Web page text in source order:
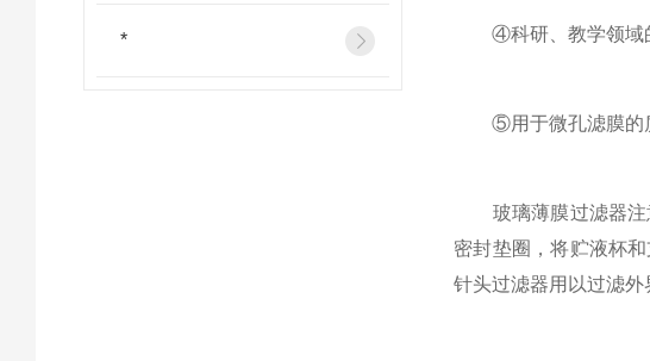
* ④科研、教学领域的
⑤用于微孔滤膜的质
玻璃薄膜过滤器注
密封垫圈，将贮液杯
针头过滤器用以过滤